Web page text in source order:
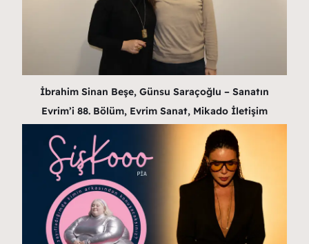
İbrahim Sinan Beşe, Günsu Saraçoğlu – Sanatın
Evrim’i 88. Bölüm, Evrim Sanat, Mikado İletişim